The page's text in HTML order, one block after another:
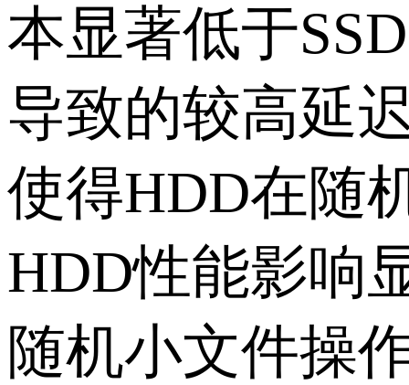
本显著低于SSD
导致的较高延
使得HDD在随
HDD性能影响
随机小文件操